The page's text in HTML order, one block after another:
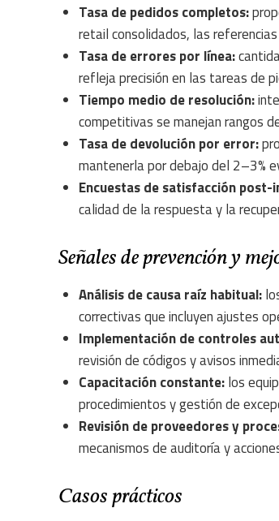
Tasa de pedidos completos:
retail consolidados, las
Tasa de errores por línea:
refleja precisión en las tareas de
Tiempo medio de resolución:
competitivas se manejan rangos
Tasa de devolución por error:
mantenerla por debajo del 2–3%
Encuestas de satisfacción post-
calidad de la respuesta y la
Señales de prevención y
Análisis de causa raíz habitual:
correctivas que incluyen ajustes
Implementación de controles
revisión de códigos y avisos
Capacitación constante:los
procedimientos y gestión de
Revisión de proveedores y
mecanismos de auditoría y
Casos prácticos